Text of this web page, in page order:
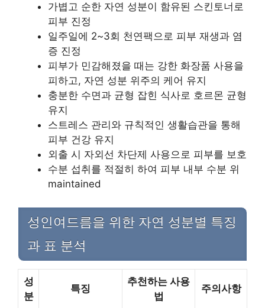
가볍고 순한 자연 성분이 함유된 스킨토너로
피부 진정
일주일에 2~3회 천연팩으로 피부 재생과 염
증 진정
피부가 민감해졌을 때는 강한 화장품 사용을
피하고, 자연 성분 위주의 케어 유지
충분한 수면과 균형 잡힌 식사로 호르몬 균형
유지
스트레스 관리와 규칙적인 생활습관을 통해
피부 건강 유지
외출 시 자외선 차단제 사용으로 피부를 보호
수분 섭취를 적절히 하여 피부 내부 수분 위
maintained
성인여드름을 위한 자연 성분별 특징
과 표 분석
성
분
특징
추천하는 사용
법
주의사항